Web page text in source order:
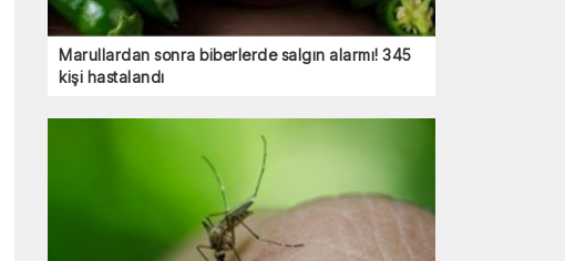
Marullardan sonra biberlerde salgın alarmı! 345
kişi hastalandı